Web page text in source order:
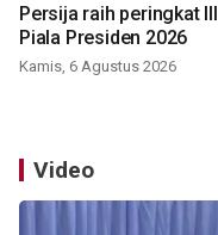
Persija raih peringkat III
Piala Presiden 2026
Kamis, 6 Agustus 2026
Video